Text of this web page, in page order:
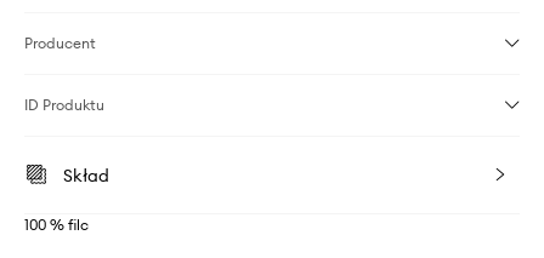
Producent
ID Produktu
Skład
100 % filc